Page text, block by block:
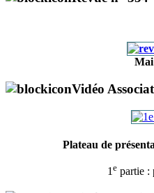
Mai
Vidéo
Plateau de
1 epartie :